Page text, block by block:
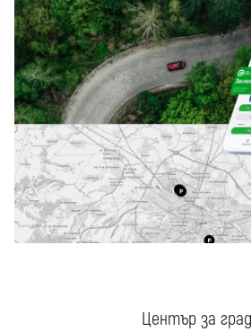
Център за